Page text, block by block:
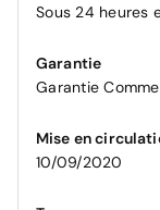
Sous 24 heures
Garantie
Garantie
Mise en
10/09/2020